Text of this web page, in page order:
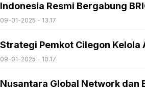
Indonesia Resmi Bergabung
09-01-2025 - 13.17
Strategi Pemkot Cilegon
09-01-2025 - 10.17
Nusantara Global Network dan